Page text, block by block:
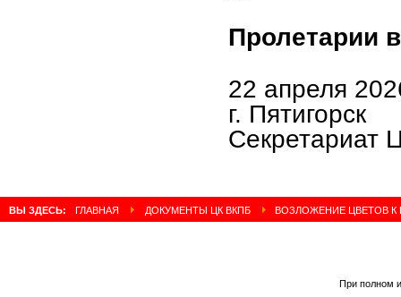
Пролетарии
22 апреля
г. Пятигорск
Секретариат
ВЫ ЗДЕСЬ: ГЛАВНАЯ ДОКУМЕНТЫ ЦК ВКПБ ВОЗЛОЖЕНИЕ ЦВЕТОВ
При полном